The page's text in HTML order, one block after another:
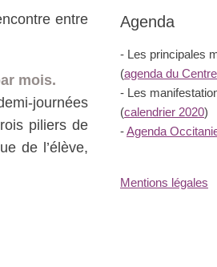
entre
mois.
journées
piliers de
de l’élève,
Agenda
- Les principales
(agenda du
- Les
(calendrier 2020)
-Agenda
Mentions légales